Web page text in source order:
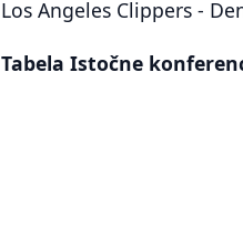
Los Angeles Clippers -
Tabela Istočne